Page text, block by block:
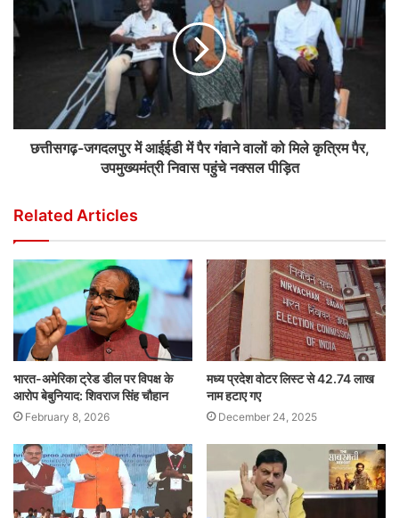
छत्तीसगढ़-जगदलपुर में आईईडी में पैर गंवाने वालों को मिले कृत्रिम पैर,
उपमुख्यमंत्री निवास पहुंचे नक्सल पीड़ित
Related Articles
भारत-अमेरिका ट्रेड डील पर विपक्ष के
आरोप बेबुनियाद: शिवराज सिंह चौहान
February 8, 2026
मध्य प्रदेश वोटर लिस्ट से 42.74 लाख
नाम हटाए गए
December 24, 2025